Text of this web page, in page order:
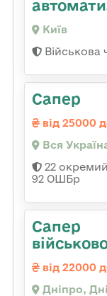
Київ
Військова
Сапер
від 25000
Вся
22
92 ОШБр
Сапер
від 22000
Дніпро,